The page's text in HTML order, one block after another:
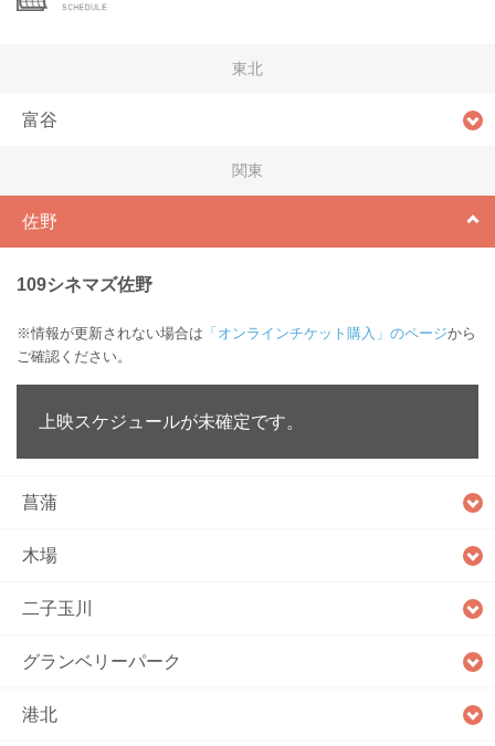
東北
富谷
関東
佐野
109シネマズ佐野
※情報が更新されない場合は 「オンラインチケット購入」のページから
ご確認ください。
上映スケジュールが未確定です。
菖蒲
木場
二子玉川
グランベリーパーク
港北